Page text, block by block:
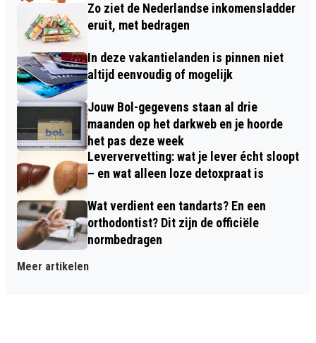
Zo ziet de Nederlandse inkomensladder
eruit, met bedragen
In deze vakantielanden is pinnen niet
altijd eenvoudig of mogelijk
Jouw Bol-gegevens staan al drie
maanden op het darkweb en je hoorde
het pas deze week
Leververvetting: wat je lever écht sloopt
– en wat alleen loze detoxpraat is
Wat verdient een tandarts? En een
orthodontist? Dit zijn de officiële
normbedragen
Meer artikelen